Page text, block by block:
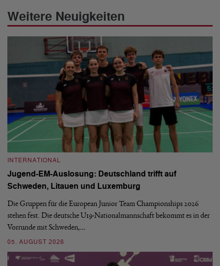
Weitere Neuigkeiten
INTERNATIONAL
Jugend-EM-Auslosung: Deutschland trifft auf
Schweden, Litauen und Luxemburg
Die Gruppen für die European Junior Team Championships 2026
stehen fest. Die deutsche U19-Nationalmannschaft bekommt es in der
Vorrunde mit Schweden,…
05. AUGUST 2026